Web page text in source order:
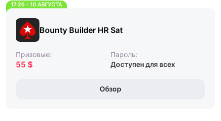
17:26 - 10 АВГУСТА
Bounty Builder HR Sat
Призовые:
55 $
Пароль:
Доступен для всех
Обзор